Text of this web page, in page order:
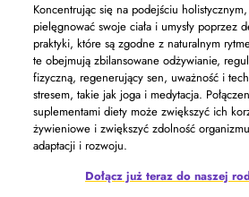
Koncentrując się na podejściu
pielęgnować swoje ciała i umysły poprzez
praktyki, które są zgodne z naturalnym
te obejmują zbilansowane odżywianie,
fizyczną, regenerujący sen, uważność i
stresem, takie jak joga i medytacja.
suplementami diety może zwiększyć ich
żywieniowe i zwiększyć zdolność
adaptacji i rozwoju.
Dołącz już teraz do naszej